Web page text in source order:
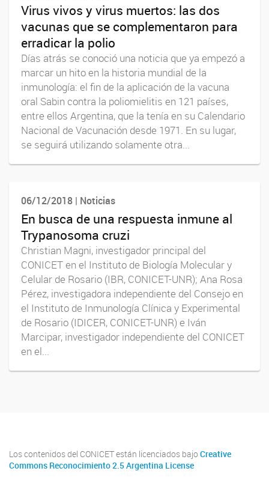
Virus vivos y virus muertos: las dos
vacunas que se complementaron para
erradicar la polio
Días atrás se conoció una noticia que ya empezó a
marcar un hito en la historia mundial de la
inmunología: el fin de la aplicación de la vacuna
oral Sabin contra la poliomielitis en 121 países,
entre ellos Argentina, que la tenía en su Calendario
Nacional de Vacunación desde 1971. En su lugar,
se seguirá utilizando solamente otra...
06/12/2018 | Noticias
En busca de una respuesta inmune al
Trypanosoma cruzi
Christian Magni, investigador principal del
CONICET en el Instituto de Biología Molecular y
Celular de Rosario (IBR, CONICET-UNR); Ana Rosa
Pérez, investigadora independiente del Consejo en
el Instituto de Inmunología Clínica y Experimental
de Rosario (IDICER, CONICET-UNR) e Iván
Marcipar, investigador independiente del CONICET
en el...
Los contenidos del CONICET están licenciados bajo Creative
Commons Reconocimiento 2.5 Argentina License